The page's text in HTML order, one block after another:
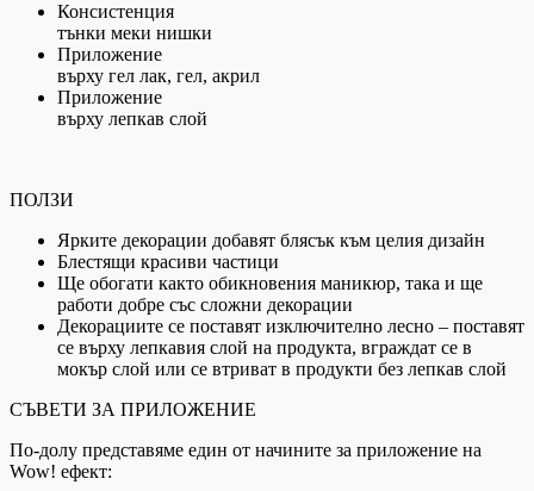
Консистенция
тънки меки нишки
Приложение
върху гел лак, гел, акрил
Приложение
върху лепкав слой
ПОЛЗИ
Ярките декорации добавят блясък към целия дизайн
Блестящи красиви частици
Ще обогати както обикновения маникюр, така и ще
работи добре със сложни декорации
Декорациите се поставят изключително лесно – поставят
се върху лепкавия слой на продукта, вграждат се в
мокър слой или се втриват в продукти без лепкав слой
СЪВЕТИ ЗА ПРИЛОЖЕНИЕ
По-долу представяме един от начините за приложение на
Wow! ефект: